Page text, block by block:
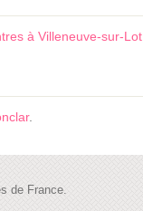
à Villeneuve-sur-Lot
.
de France.